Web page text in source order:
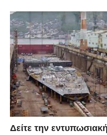
Δείτε την